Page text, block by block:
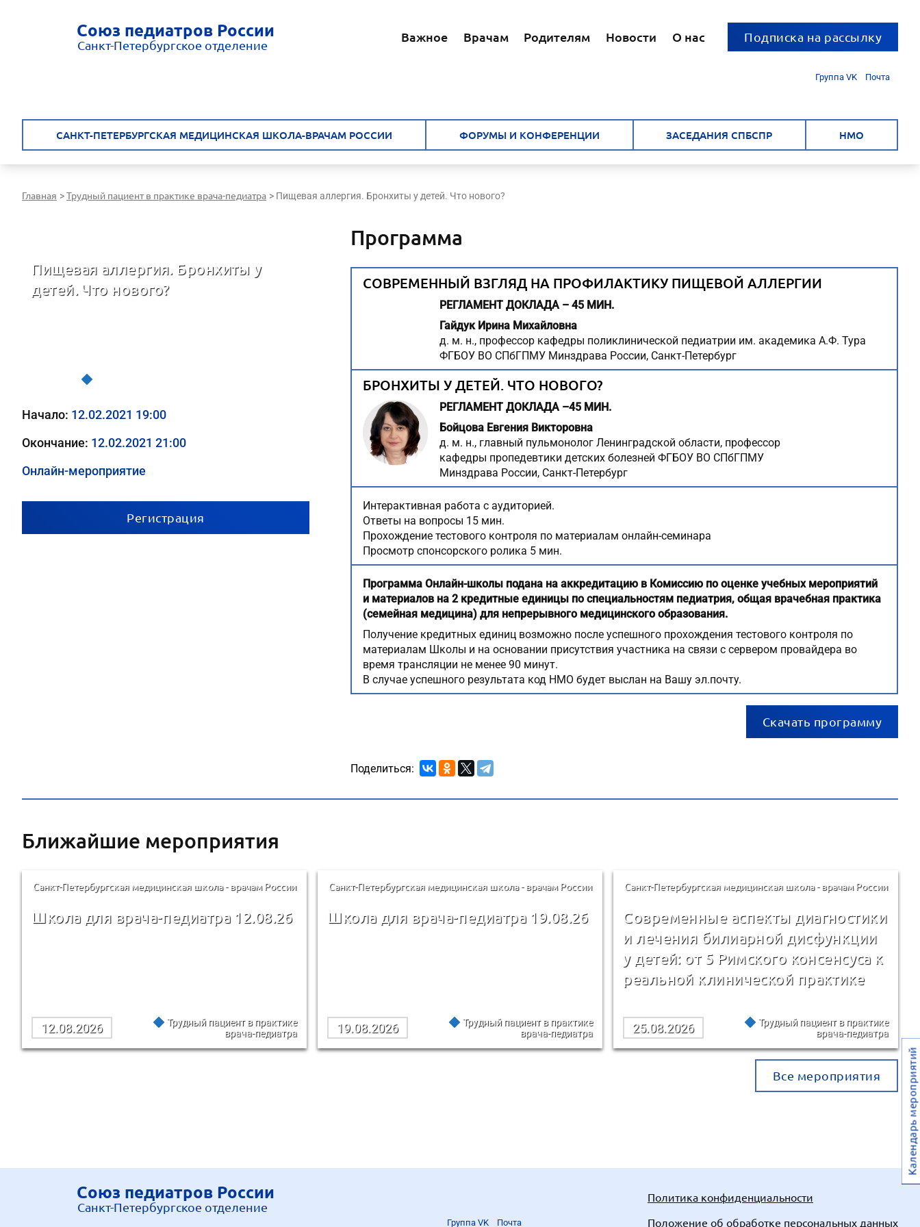
Союз педиатров России
Санкт-Петербургское отделение
Важное Врачам Родителям Новости О нас Подписка на рассылку
Группа VK Почта
САНКТ-ПЕТЕРБУРГСКАЯ МЕДИЦИНСКАЯ ШКОЛА-ВРАЧАМ РОССИИ ФОРУМЫ И КОНФЕРЕНЦИИ ЗАСЕДАНИЯ СПБСПР НМО
Главная >Трудный пациент в практике врача-педиатра > Пищевая аллергия. Бронхиты у детей. Что нового?
Пищевая аллергия. Бронхиты у
детей. Что нового?
Начало: 12.02.2021 19:00
Окончание: 12.02.2021 21:00
Онлайн-мероприятие
Регистрация
Программа
СОВРЕМЕННЫЙ ВЗГЛЯД НА ПРОФИЛАКТИКУ ПИЩЕВОЙ АЛЛЕРГИИ
РЕГЛАМЕНТ ДОКЛАДА – 45 МИН.
Гайдук Ирина Михайловна
д. м. н., профессор кафедры поликлинической педиатрии им. академика А.Ф. Тура
ФГБОУ ВО СПбГПМУ Минздрава России, Санкт-Петербург
БРОНХИТЫ У ДЕТЕЙ. ЧТО НОВОГО?
РЕГЛАМЕНТ ДОКЛАДА –45 МИН.
Бойцова Евгения Викторовна
д. м. н., главный пульмонолог Ленинградской области, профессор
кафедры пропедевтики детских болезней ФГБОУ ВО СПбГПМУ
Минздрава России, Санкт-Петербург
Интерактивная работа с аудиторией.
Ответы на вопросы 15 мин.
Прохождение тестового контроля по материалам онлайн-семинара
Просмотр спонсорского ролика 5 мин.
Программа Онлайн-школы подана на аккредитацию в Комиссию по оценке учебных мероприятий
и материалов на 2 кредитные единицы по специальностям педиатрия, общая врачебная практика
(семейная медицина) для непрерывного медицинского образования.
Получение кредитных единиц возможно после успешного прохождения тестового контроля по
материалам Школы и на основании присутствия участника на связи с сервером провайдера во
время трансляции не менее 90 минут.
В случае успешного результата код НМО будет выслан на Вашу эл.почту.
Скачать программу
Поделиться:
Ближайшие мероприятия
Санкт-Петербургская медицинская школа - врачам России
Школа для врача-педиатра 12.08.26
12.08.2026
Трудный пациент в практике
врача-педиатра
Санкт-Петербургская медицинская школа - врачам России
Школа для врача-педиатра 19.08.26
19.08.2026
Трудный пациент в практике
врача-педиатра
Санкт-Петербургская медицинская школа - врачам России
Современные аспекты диагностики
и лечения билиарной дисфункции
у детей: от 5 Римского консенсуса к
реальной клинической практике
25.08.2026
Трудный пациент в практике
врача-педиатра
Все мероприятия
Союз педиатров России
Санкт-Петербургское отделение
Группа VK Почта
Политика конфиденциальности
Положение об обработке персональных данных
Календарь мероприятий